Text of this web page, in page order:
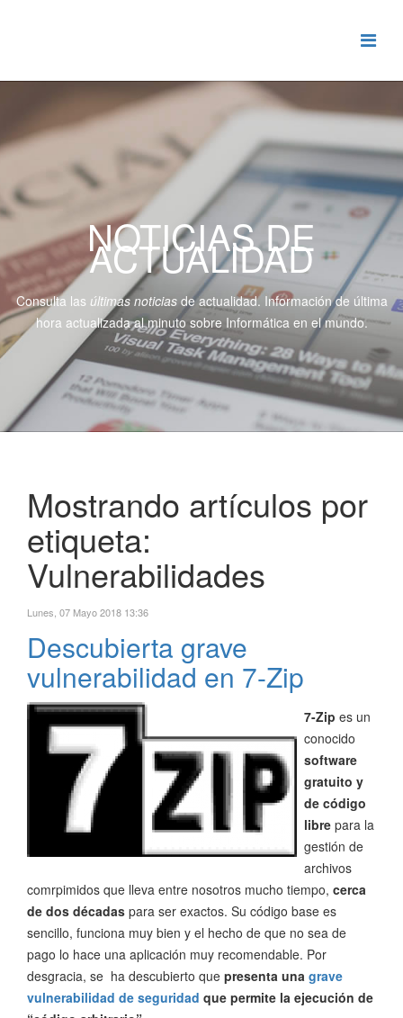
NOTICIAS DE
ACTUALIDAD
Consulta las últimas noticiasde actualidad. Información de última
hora actualizada al minuto sobre Informática en el mundo.
Mostrando artículos por
etiqueta:
Vulnerabilidades
Lunes, 07 Mayo 2018 13:36
Descubierta grave
vulnerabilidad en 7-Zip
7-Zip es un
conocido
software
gratuito y
de código
libre para la
gestión de
archivos
comrpimidos que lleva entre nosotros mucho tiempo, cerca
de dos décadas para ser exactos. Su código base es
sencillo, funciona muy bien y el hecho de que no sea de
pago lo hace una aplicación muy recomendable. Por
desgracia, se ha descubierto que presenta una grave
vulnerabilidad de seguridad que permite la ejecución de